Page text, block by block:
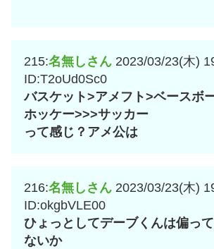
215:名無しさん 2023/03/23(木)
ID:T2oUd0Sc0
バスケット>アメフト>ベースボ
ホッケー>>>サッカー
って感じ？アメ公は
216:名無しさん 2023/03/23(木)
ID:okgbVLE00
ひょっとしてデーブくんは偏っ
ないか